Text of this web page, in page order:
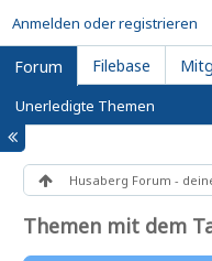
Anmelden oder registrieren
Forum Filebase
Unerledigte Themen
Husaberg Forum -
Themen mit dem